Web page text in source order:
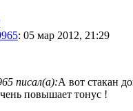
: 05 мар 2012, 21:29
писал(а):А вот стакан
повышает тонус !